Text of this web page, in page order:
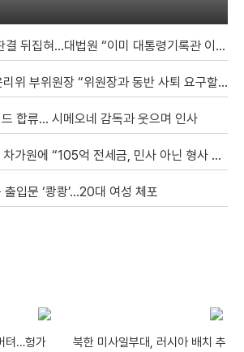
뒤집혀…대법원 “이미 대통령기록관 이관”
위 부위원장 “위원장과 동반 사퇴 요구할 것”
합류… 시메오네 감독과 웃으며 인사
“105억 전세금, 민사 아닌 형사 범죄…엄벌 원해” [자막뉴스]
입문 ‘쾅쾅’…20대 여성 체포
텨…헝가
북한 미사일부대, 러시아 배치 추